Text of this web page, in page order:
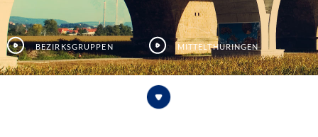
Bezirksgruppen Mittelthüringen